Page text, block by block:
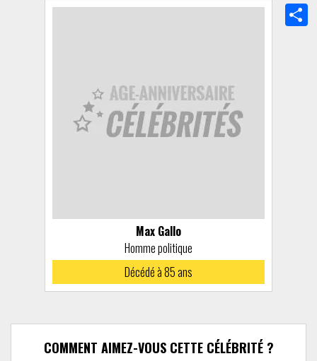
Max Gallo
Homme politique
Décédé à 85 ans
COMMENT AIMEZ-VOUS CETTE CÉLÉBRITÉ ?